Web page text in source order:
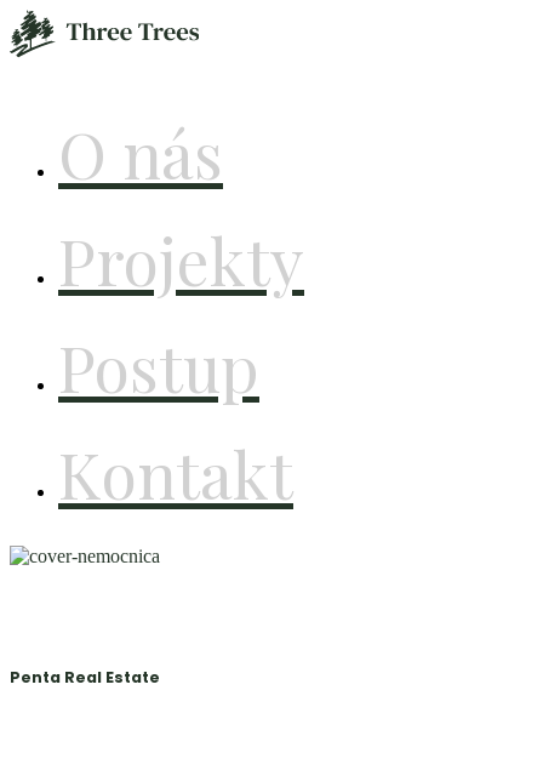
O nás
Projekty
Postup
Kontakt
Penta Real Estate